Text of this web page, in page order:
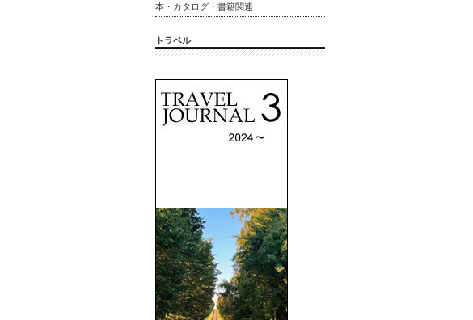
本・カタログ・書籍関連
トラベル